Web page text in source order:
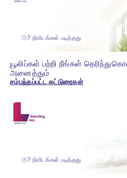
7 நிமிடங்கள் படித்தது
யூலிப்கள் பற்றி நீங்கள்
அனைத்தும்
சம்பந்தப்பட்ட கட்டுரைகள்
7 நிமிடங்கள் படித்தது